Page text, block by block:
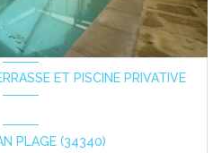
ET PISCINE PRIVATIVE
PLAGE (34340)